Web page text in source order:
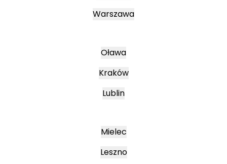
Warszawa
Oława
Kraków
Lublin
Mielec
Leszno